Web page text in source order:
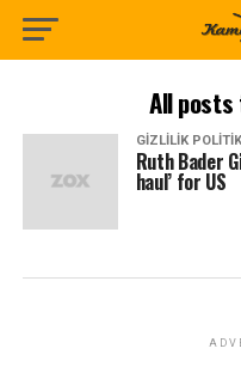
All posts
GIZLILIK
Ruth Bader
haul’ for US